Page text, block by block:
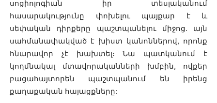
սոցիոլոգիան իր տեսլականում
հասարակությունը փոխելու պայքար է և
սեփական դիրքերը պաշտպանելու միջոց. այն
սահմանափակված է խիստ կանոններով, որոնք
հնարավոր չէ խախտել։ Նա պատկանում է
կողմնակալ մտավորականների խմբին, ովքեր
բացահայտորեն պաշտպանում են իրենց
քաղաքական հայացքները: